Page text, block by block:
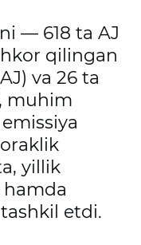
— 618 ta AJ
qilingan
va 26 ta
muhim
yillik
etdi.